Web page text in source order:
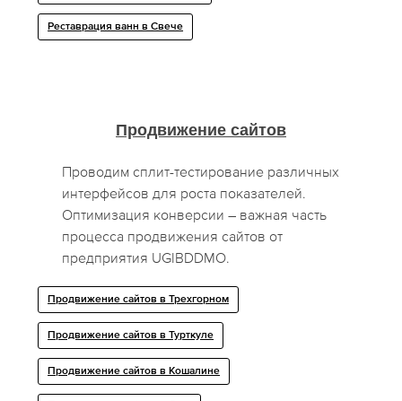
Реставрация ванн в Свече
Продвижение сайтов
Проводим сплит-тестирование различных
интерфейсов для роста показателей.
Оптимизация конверсии – важная часть
процесса продвижения сайтов от
предприятия UGIBDDMO.
Продвижение сайтов в Трехгорном
Продвижение сайтов в Турткуле
Продвижение сайтов в Кошалине